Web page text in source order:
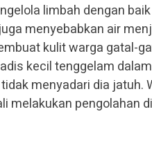
limbah dengan
menyebabkan air
kulit warga gatal-
kecil tenggelam
menyadari dia jatuh.
melakukan pengolahan